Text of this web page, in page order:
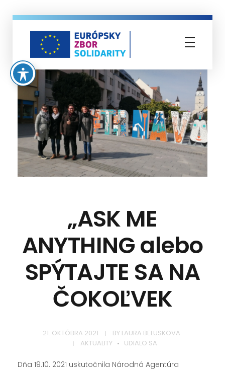
„ASK ME
ANYTHING alebo
SPÝTAJTE SA NA
ČOKOĽVEK
21. OKTÓBRA 2021 BY LAURA BELUSKOVA
AKTUALITY
UDIALO SA
Dňa 19.10. 2021 uskutočnila Národná Agentúra